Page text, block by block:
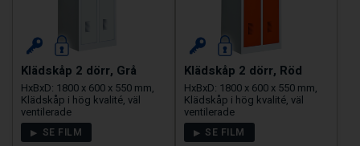
Klädskåp 2 dörr, Grå
HxBxD: 1800 x 600 x 550 mm,
Klädskåp i hög kvalité, väl
ventilerade
SE FILM
Klädskåp 2 dörr, Röd
HxBxD: 1800 x 600 x 550 mm,
Klädskåp i hög kvalité, väl
ventilerade
SE FILM